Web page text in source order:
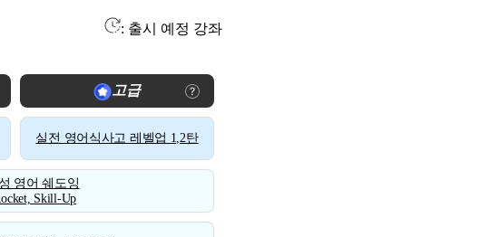
: 출시 예정 강좌
고급
실전 영어식사고 레벨업 1,2탄
영어 쉐도잉
Skill-Up